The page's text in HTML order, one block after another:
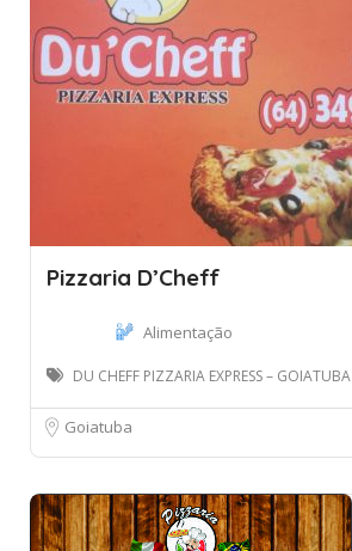
Pizzaria D’Cheff
Alimentação
DU CHEFF PIZZARIA EXPRESS – GOIATUBA
Goiatuba